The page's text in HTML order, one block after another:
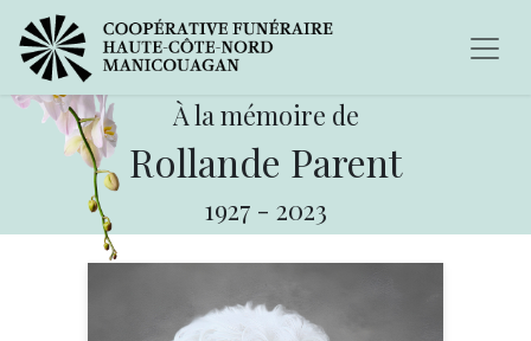
À la mémoire de
Rollande Parent
1927 - 2023